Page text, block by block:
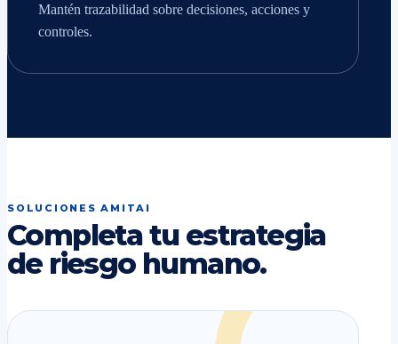
Mantén trazabilidad sobre decisiones, acciones y
controles.
SOLUCIONES AMITAI
Completa tu estrategia
de riesgo humano.